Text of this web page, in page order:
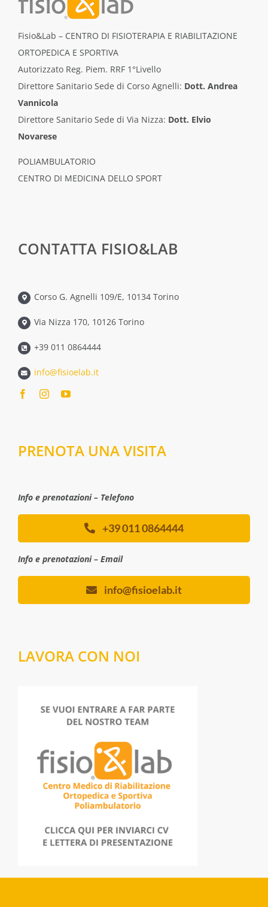
Fisio&Lab – CENTRO DI FISIOTERAPIA E RIABILITAZIONE
ORTOPEDICA E SPORTIVA
Autorizzato Reg. Piem. RRF 1°Livello
Direttore Sanitario Sede di Corso Agnelli: Dott. Andrea
Vannicola
Direttore Sanitario Sede di Via Nizza: Dott. Elvio
Novarese
POLIAMBULATORIO
CENTRO DI MEDICINA DELLO SPORT
CONTATTA FISIO&LAB
Corso G. Agnelli 109/E, 10134 Torino
Via Nizza 170, 10126 Torino
+39 011 0864444
info@fisioelab.it
PRENOTA UNA VISITA
Info e prenotazioni – Telefono
+39 011 0864444
Info e prenotazioni – Email
info@fisioelab.it
LAVORA CON NOI